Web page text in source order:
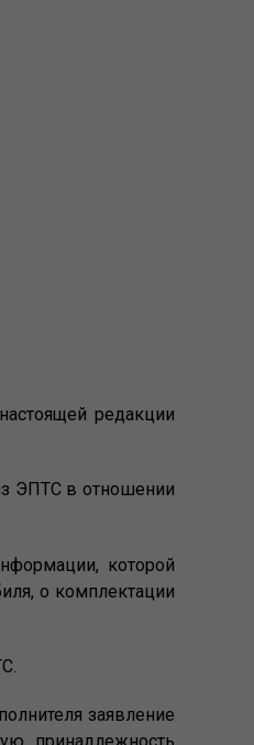
редакции
ЭПТС в отношении
которой
о комплектации
заявление